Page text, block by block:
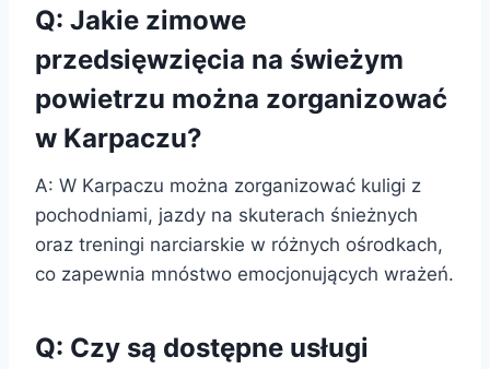
Q: Jakie zimowe
przedsięwzięcia na świeżym
powietrzu można zorganizować
w Karpaczu?
A: W Karpaczu można zorganizować kuligi z
pochodniami, jazdy na skuterach śnieżnych
oraz treningi narciarskie w różnych ośrodkach,
co zapewnia mnóstwo emocjonujących wrażeń.
Q: Czy są dostępne usługi